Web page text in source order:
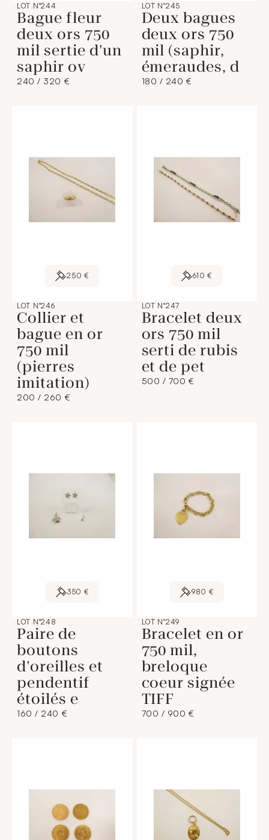
LOT N°244
Bague fleur
deux ors 750
mil sertie d'un
saphir ov
240 / 320 €
LOT N°245
Deux bagues
deux ors 750
mil (saphir,
émeraudes, d
180 / 240 €
250 €
LOT N°246
Collier et
bague en or
750 mil
(pierres
imitation)
200 / 260 €
610 €
LOT N°247
Bracelet deux
ors 750 mil
serti de rubis
et de pet
500 / 700 €
350 €
LOT N°248
Paire de
boutons
d'oreilles et
pendentif
étoilés e
160 / 240 €
980 €
LOT N°249
Bracelet en or
750 mil,
breloque
coeur signée
TIFF
700 / 900 €